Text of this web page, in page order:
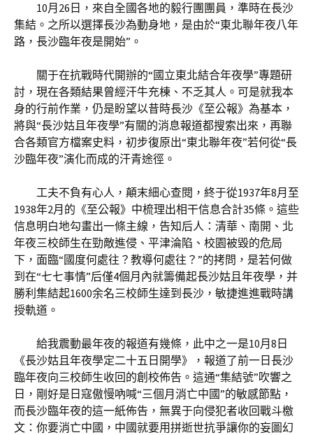
10月26日，來自全國各地的毅行團團員，準時在長沙
集結。之所以選擇長沙為動身地，是由於“東北聯年夜八年
路，長沙臨年夜是開始”。
關于在抗戰時代開辦的“國立東北結合年夜學”專題研
討，現在各類結果曾經汗牛充棟、不乏其人。可是就我本
身的行前作業，仍是盼望以昔時長沙《至公報》為基本，
將與“長沙姑且年夜學”有關的消息報道都搜索出來，再聯
合各類官方檔案史料，初步復原出“東北聯年夜”若何從“長
沙臨年夜”演化而成的汗青途徑。
工夫不負有心人，顛末細心查閱，終于從1937年8月至
1938年2月的《至公報》中梳理出相干信息合計35條。這些
信息明白地勾畫出一條主線，告知后人：清華、南開、北
年夜三校師生在勁敵進侵、平津淪陷、校園被毀的危局
下，面臨“國度何處往？教導何處往？”的拷問，是若何做
到在“七七事情”后僅4個月內就籌備起長沙姑且年夜學，并
勝利集結起1600余名三校師生達到長沙，敏捷進進戰時講
授軌道。
給我震動最年夜的報道有幾條，此中之一是10月8日
《長沙姑且年夜學定二十五日開學》，報道了前一日長沙
臨年夜向三校師生收回的創校佈告。這通“集結號”吹響之
日，剛好是日寇傲慢吶喊“三個月消亡中國”的敏感節點，
而長沙臨年夜的這一紙佈告，無異于向侵犯者收回戰斗檄
文：你要消亡中國，中國就要用拼逝世抗爭讓你的妄圖幻